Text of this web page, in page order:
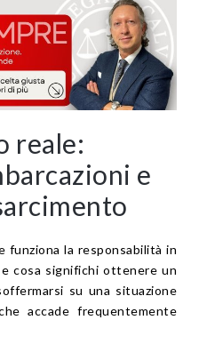
reale:
e
funziona la responsabilità in
e cosa significhi ottenere un
su una situazione
accade frequentemente